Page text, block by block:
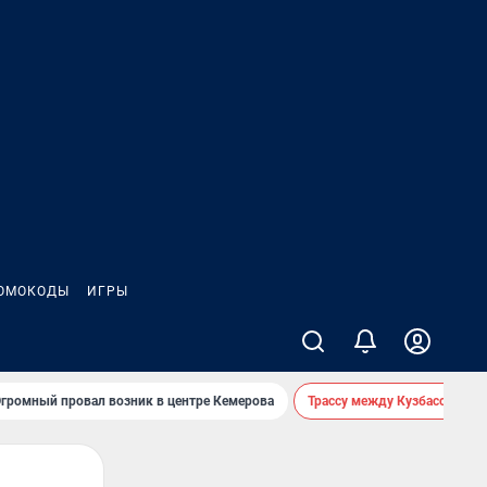
ИГРЫ
провал возник в центре Кемерова Трассу между Кузбассом и